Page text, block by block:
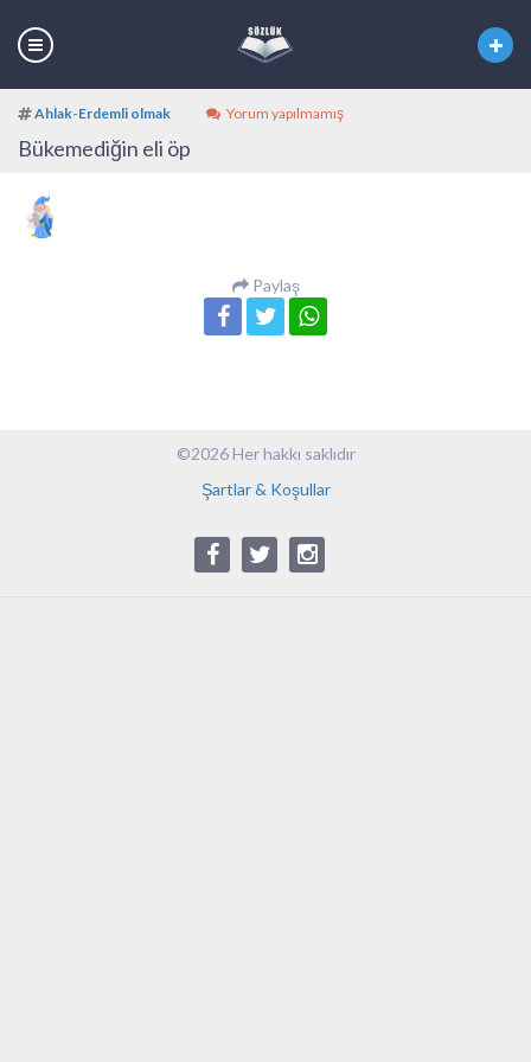
Ahlak-Erdemli olmak Yorum yapılmamış
Bükemediğin eli öp
Paylaş
©2026 Her hakkı saklıdır
Şartlar & Koşullar